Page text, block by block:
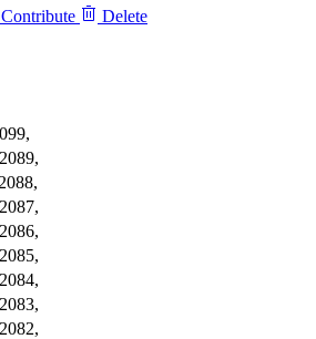
Contribute Delete
,
,
,
,
,
,
,
,
,